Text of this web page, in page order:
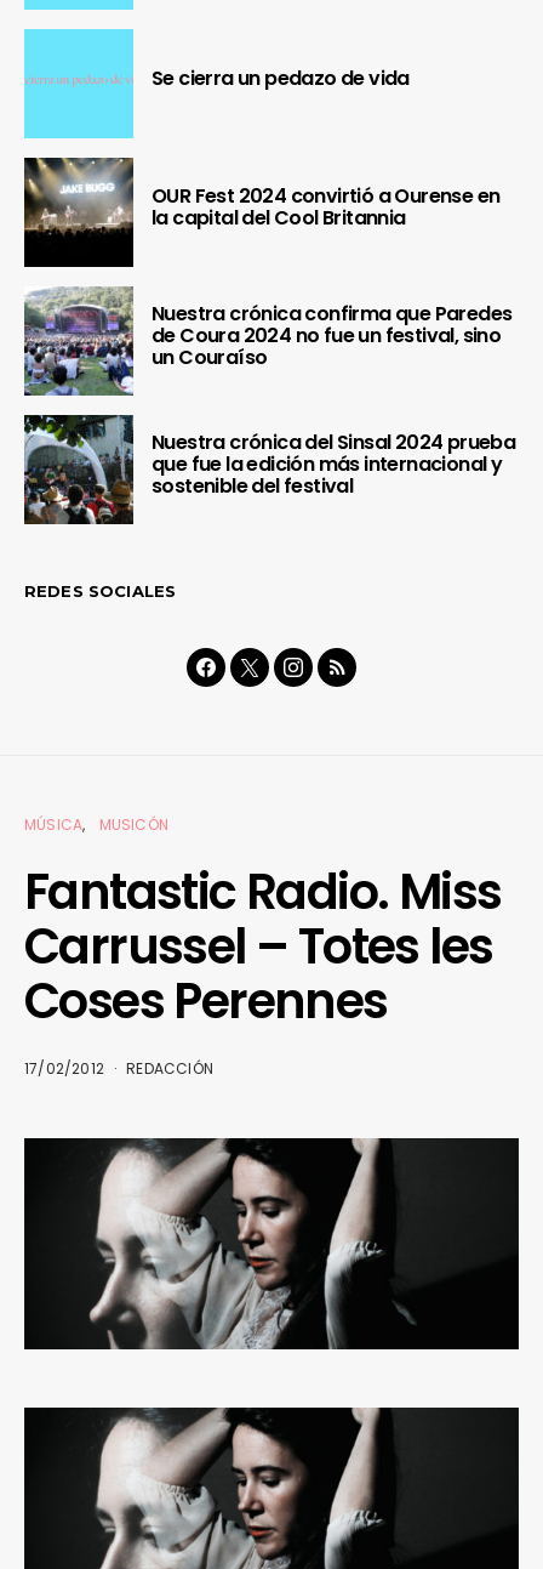
Se cierra un pedazo de vida
OUR Fest 2024 convirtió a Ourense en
la capital del Cool Britannia
Nuestra crónica confirma que Paredes
de Coura 2024 no fue un festival, sino
un Couraíso
Nuestra crónica del Sinsal 2024 prueba
que fue la edición más internacional y
sostenible del festival
REDES SOCIALES
MÚSICA MUSICÓN
Fantastic Radio. Miss
Carrussel – Totes les
Coses Perennes
17/02/2012 REDACCIÓN